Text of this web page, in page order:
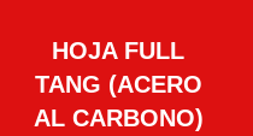
HOJA FULL
TANG (ACERO
AL CARBONO)